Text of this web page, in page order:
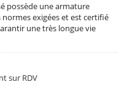
possède une armature
exigées et est certifié
une très longue vie
sur RDV